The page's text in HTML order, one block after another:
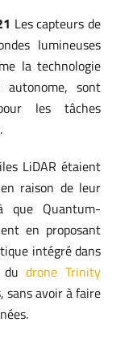
Les capteurs de
lumineuses
la technologie
sont
les tâches
LiDAR étaient
raison de leur
que Quantum-
en proposant
intégré dans
dudrone Trinity
sans avoir à faire